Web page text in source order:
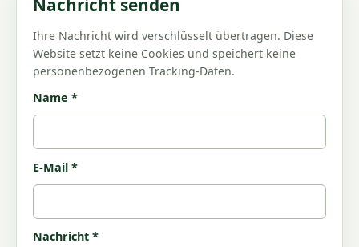
Nachricht senden
Ihre Nachricht wird verschlüsselt übertragen. Diese
Website setzt keine Cookies und speichert keine
personenbezogenen Tracking-Daten.
Name *
E-Mail *
Nachricht *